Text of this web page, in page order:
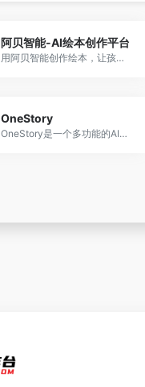
阿贝智能-AI绘本创作平台
用阿贝智能创作绘本，让孩子的创意有更多表现形式，让天马行空的想法更快实现；家长也可以把想讲的话在10分钟之内创作出一个绘本故事
OneStory
OneStory是一个多功能的AI故事生成助手，它通过AI技术降低了故事创作和视觉制作的门槛，使得专业人士和初学者都能够快速地将创意转化为视觉作品